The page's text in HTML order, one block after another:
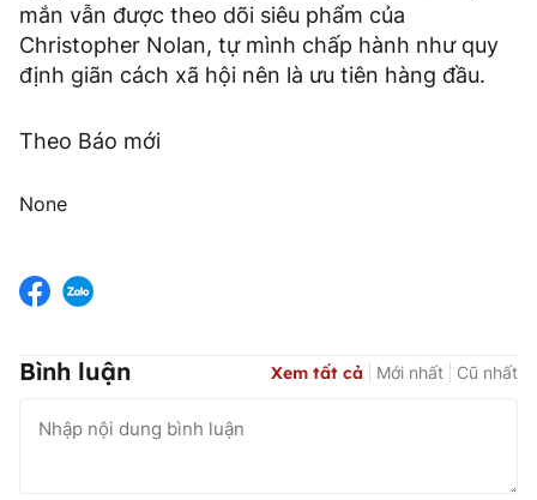
mắn vẫn được theo dõi siêu phẩm của
Christopher Nolan, tự mình chấp hành như quy
định giãn cách xã hội nên là ưu tiên hàng đầu.
Theo Báo mới
None
Bình luận Xem tất cả Mới nhất Cũ nhất